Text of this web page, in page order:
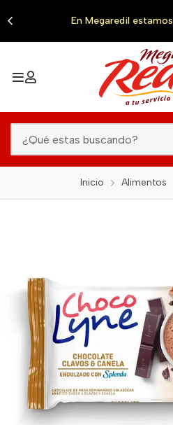
En Megaredil estamos
Inicio Alimentos